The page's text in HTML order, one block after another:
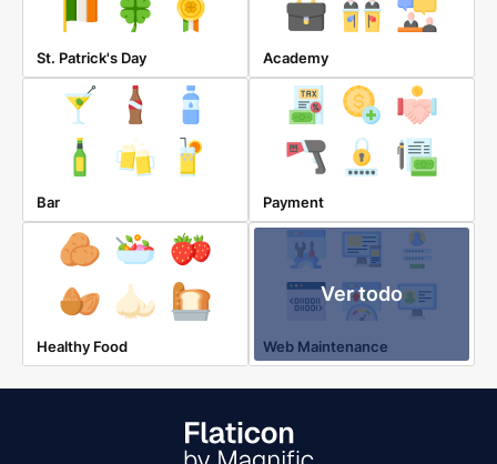
St. Patrick's Day Academy
Bar Payment
Healthy Food
Ver todo
Web Maintenance